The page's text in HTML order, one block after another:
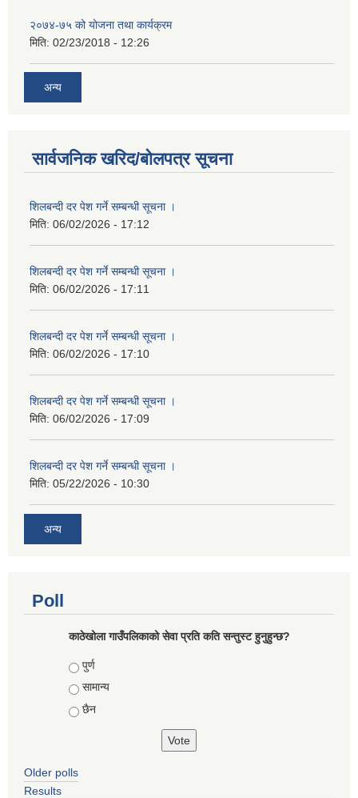
२०७४-७५ को योजना तथा कार्यक्रम
मिति: 02/23/2018 - 12:26
अन्य
सार्वजनिक खरिद/बोलपत्र सूचना
शिलबन्दी दर पेश गर्ने सम्बन्धी सूचना ।
मिति: 06/02/2026 - 17:12
शिलबन्दी दर पेश गर्ने सम्बन्धी सूचना ।
मिति: 06/02/2026 - 17:11
शिलबन्दी दर पेश गर्ने सम्बन्धी सूचना ।
मिति: 06/02/2026 - 17:10
शिलबन्दी दर पेश गर्ने सम्बन्धी सूचना ।
मिति: 06/02/2026 - 17:09
शिलबन्दी दर पेश गर्ने सम्बन्धी सूचना ।
मिति: 05/22/2026 - 10:30
अन्य
Poll
काठेखोला गाउँपलिकाको सेवा प्रति कति सन्तुस्ट हुनुहुन्छ?
Choices
पुर्ण
सामान्य
छैन
Older polls
Results